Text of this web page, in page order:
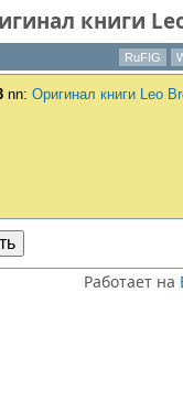
книги
RuFIG
nn: Оригинал книги Leo
Работает на